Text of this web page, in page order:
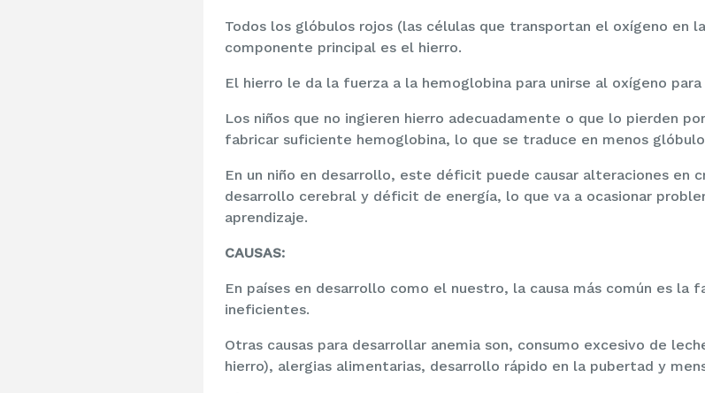
Todos los glóbulos rojos (las células que transportan el oxígeno en
componente principal es el hierro.
El hierro le da la fuerza a la hemoglobina para unirse al oxígeno
Los niños que no ingieren hierro adecuadamente o que lo pierden
fabricar suficiente hemoglobina, lo que se traduce en menos
En un niño en desarrollo, este déficit puede causar alteraciones en
desarrollo cerebral y déficit de energía, lo que va a ocasionar
aprendizaje.
CAUSAS:
En países en desarrollo como el nuestro, la causa más común es
ineficientes.
Otras causas para desarrollar anemia son, consumo excesivo de
hierro), alergias alimentarias, desarrollo rápido en la pubertad y